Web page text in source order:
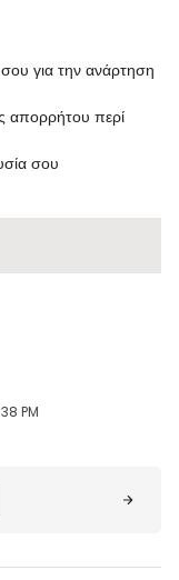
για την ανάρτηση
απορρήτου περί
σου
PM